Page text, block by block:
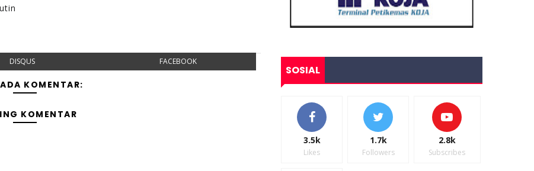
DISQUS FACEBOOK
KOMENTAR:
KOMENTAR
SOSIAL
3.5k
Likes
1.7k
Followers
2.8k
Subscribes